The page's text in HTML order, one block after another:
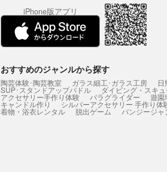
iPhone版アプリ
おすすめのジャンルから探す
陶芸体験･陶芸教室 ガラス細工･ガラス工房
SUP･スタンドアップパドル ダイビング・スキ
アクセサリー手作り体験 パラグライダー 遊園
キャンドル作り シルバーアクセサリー 手作り体
着物・浴衣レンタル 脱出ゲーム バンジージャ